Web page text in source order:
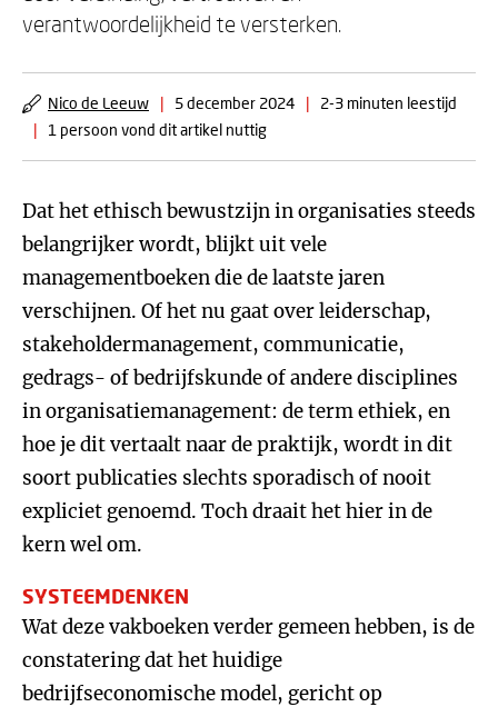
verantwoordelijkheid te versterken.
Nico de Leeuw | 5 december 2024 |
2-3 minuten leestijd
|
1 persoon vond dit artikel nuttig
Dat het ethisch bewustzijn in organisaties steeds
belangrijker wordt, blijkt uit vele
managementboeken die de laatste jaren
verschijnen. Of het nu gaat over leiderschap,
stakeholdermanagement, communicatie,
gedrags- of bedrijfskunde of andere disciplines
in organisatiemanagement: de term ethiek, en
hoe je dit vertaalt naar de praktijk, wordt in dit
soort publicaties slechts sporadisch of nooit
expliciet genoemd. Toch draait het hier in de
kern wel om.
SYSTEEMDENKEN
Wat deze vakboeken verder gemeen hebben, is de
constatering dat het huidige
bedrijfseconomische model, gericht op